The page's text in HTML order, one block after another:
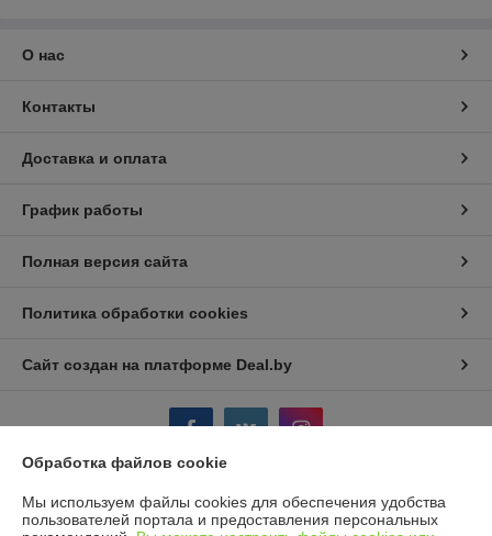
О нас
Контакты
Доставка и оплата
График работы
Полная версия сайта
Политика обработки cookies
Сайт создан на платформе Deal.by
Информация для покупателя
Обработка файлов cookie
Мы используем файлы cookies для обеспечения удобства
пользователей портала и предоставления персональных